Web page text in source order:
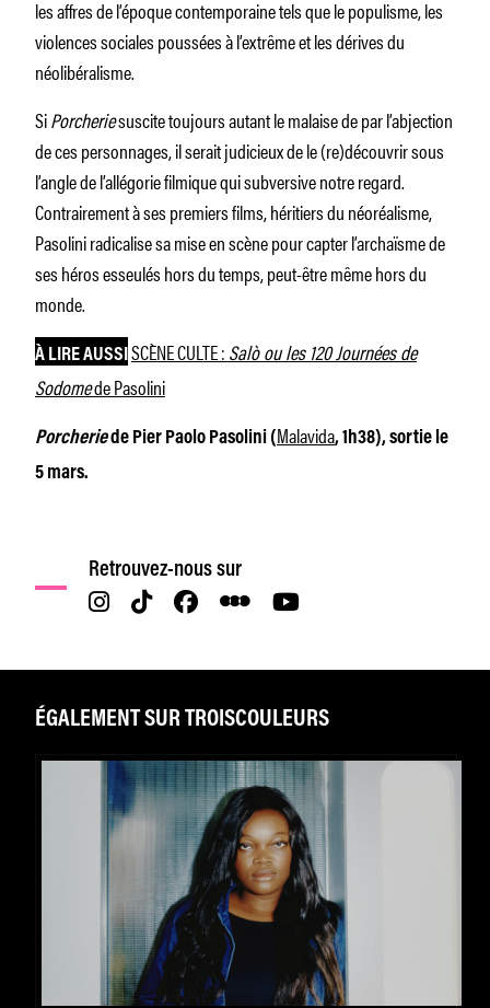
les affres de l’époque contemporaine tels que le populisme, les
violences sociales poussées à l’extrême et les dérives du
néolibéralisme.
SiPorcheriesuscite toujours autant le malaise de par l’abjection
de ces personnages, il serait judicieux de le (re)découvrir sous
l’angle de l’allégorie filmique qui subversive notre regard.
Contrairement à ses premiers films, héritiers du néoréalisme,
Pasolini radicalise sa mise en scène pour capter l’archaïsme de
ses héros esseulés hors du temps, peut-être même hors du
monde.
À LIRE AUSSISCÈNE CULTE :Salò ou les 120 Journées de
Sodomede Pasolini
Porcheriede Pier Paolo Pasolini (Malavida, 1h38), sortie le
5 mars.
Retrouvez-nous sur
ÉGALEMENT SUR TROISCOULEURS